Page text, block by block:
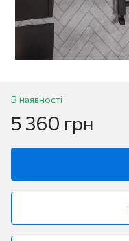
В наявності
5 360 грн